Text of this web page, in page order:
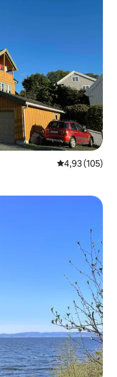
Priemerné
4,93 (105)